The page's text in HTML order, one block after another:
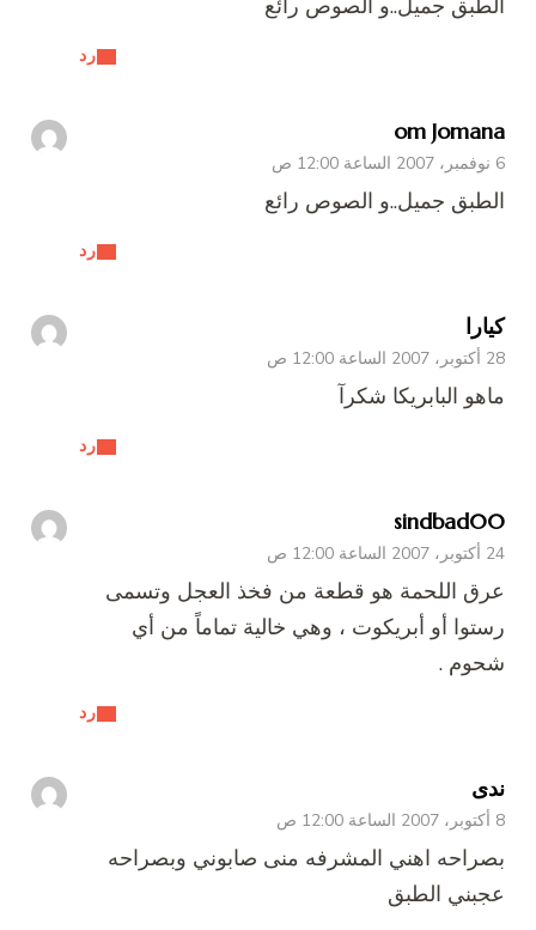
رد
الطبق جميل..و الصوص رائع
om Jomana
6 نوفمبر، 2007 الساعة 12:00 ص
رد
الطبق جميل..و الصوص رائع
كيارا
28 أكتوبر، 2007 الساعة 12:00 ص
رد
ماهو البابريكا شكرآ
sindbad00
24 أكتوبر، 2007 الساعة 12:00 ص
رد
عرق اللحمة هو قطعة من فخذ العجل وتسمى
رستوا أو أبريكوت ، وهي خالية تماماً من أي
شحوم .
ندى
8 أكتوبر، 2007 الساعة 12:00 ص
بصراحه اهني المشرفه منى صابوني وبصراحه
عجبني الطبق